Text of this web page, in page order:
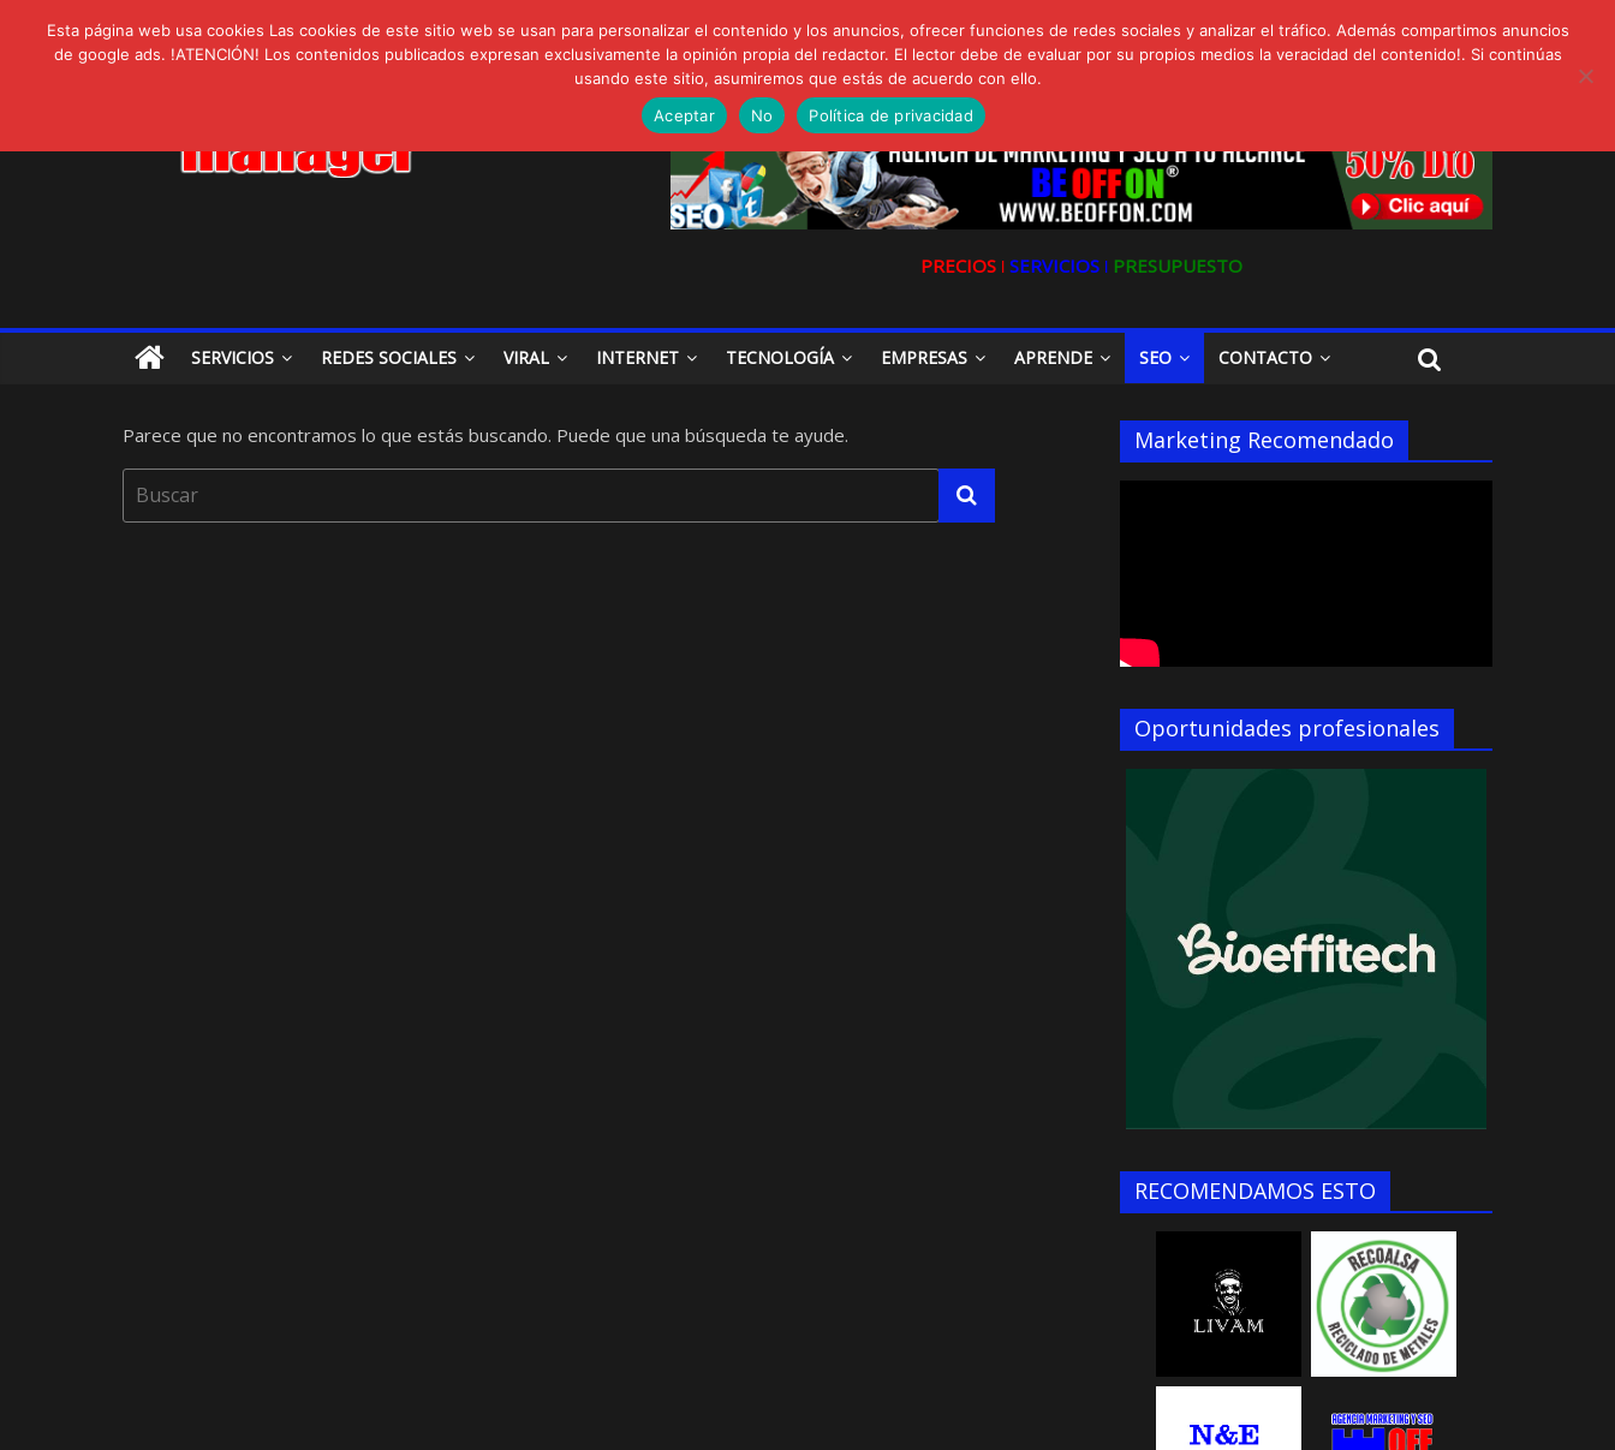
lunes, agosto 3, 2026 Novedades:
LIVAM estrena Agua de Sal
Ultravioleta Radio, Cómo una radio sin fines comerciales conquistó a miles de oyentes
IA: Su importancia en las redes sociales
Gravatar: Tu Huella Digital en las Redes Sociales
PRECIOS ǀ SERVICIOS ǀ PRESUPUESTO
SERVICIOS REDES SOCIALES VIRAL INTERNET TECNOLOGÍA EMPRESAS APRENDE SEO CONTACTO
Parece que no encontramos lo que estás buscando. Puede que una búsqueda te ayude. Marketing Recomendado
Oportunidades profesionales
RECOMENDAMOS ESTO
Esta página web usa cookies Las cookies de este sitio web se usan para personalizar el contenido y los anuncios, ofrecer funciones de redes sociales y analizar el tráfico. Además compartimos anuncios
de google ads. !ATENCIÓN! Los contenidos publicados expresan exclusivamente la opinión propia del redactor. El lector debe de evaluar por su propios medios la veracidad del contenido!. Si continúas
usando este sitio, asumiremos que estás de acuerdo con ello.
Aceptar
No Política de privacidad